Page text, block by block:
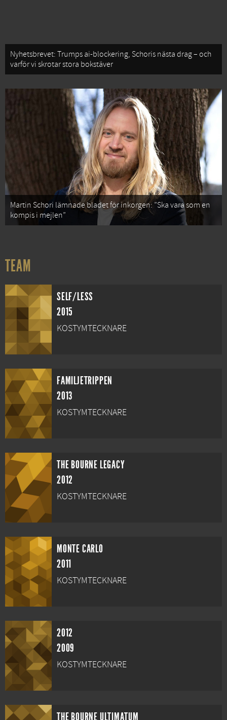
Nyhetsbrevet: Trumps ai-blockering, Schoris nästa drag – och
varför vi skrotar stora bokstäver
Martin Schori lämnade bladet för inkorgen: ”Ska vara som en
kompis i mejlen”
TEAM
SELF/LESS
2015
KOSTYMTECKNARE
FAMILJETRIPPEN
2013
KOSTYMTECKNARE
THE BOURNE LEGACY
2012
KOSTYMTECKNARE
MONTE CARLO
2011
KOSTYMTECKNARE
2012
2009
KOSTYMTECKNARE
THE BOURNE ULTIMATUM